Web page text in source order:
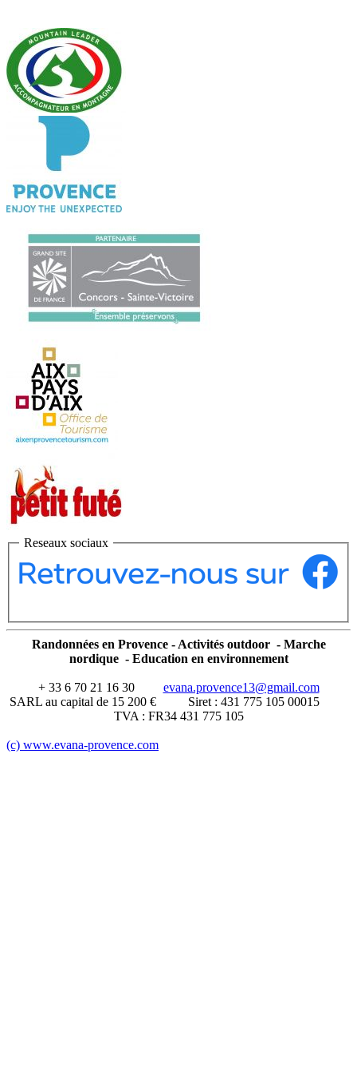
Reseaux sociaux
Randonnées en Provence - Activités outdoor - Marche
nordique - Education en environnement
+ 33 6 70 21 16 30 evana.provence13@gmail.com
SARL au capital de 15 200 € Siret : 431 775 105 00015
TVA : FR34 431 775 105
(c) www.evana-provence.com